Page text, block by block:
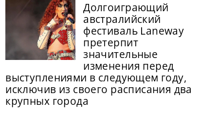
Долгоиграющий
австралийский
фестиваль Laneway
претерпит
значительные
изменения перед
выступлениями в следующем году,
исключив из своего расписания два
крупных города